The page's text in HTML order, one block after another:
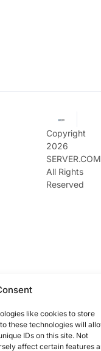
like cookies to store
these technologies will
IDs on this site. Not
affect certain features
Copyright
2026
All Rights
Reserved